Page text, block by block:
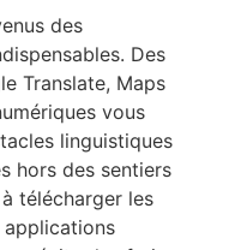
des
Des
Translate, Maps
vous
linguistiques
hors des sentiers
télécharger les